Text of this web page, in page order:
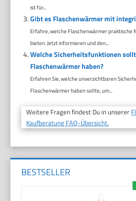
ist für...
Gibt es Flaschenwärmer mit
Erfahre, welche Flaschenwärmer praktische
bieten. Jetzt informieren und den...
Welche Sicherheitsfunktionen
Flaschenwärmer haben?
Erfahren Sie, welche unverzichtbaren
Flaschenwärmer haben sollte, um...
Weitere Fragen findest Du in unserer
Kaufberatung FAQ-Übersicht.
BESTSELLER